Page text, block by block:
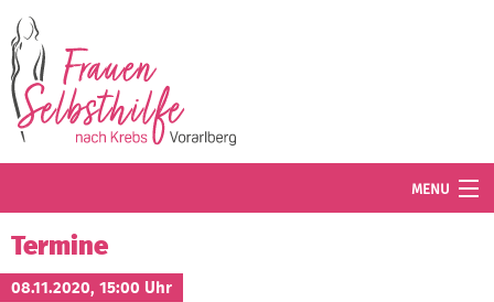
MENU
Termine
Blog
Termine
08.11.2020, 15:00 Uhr